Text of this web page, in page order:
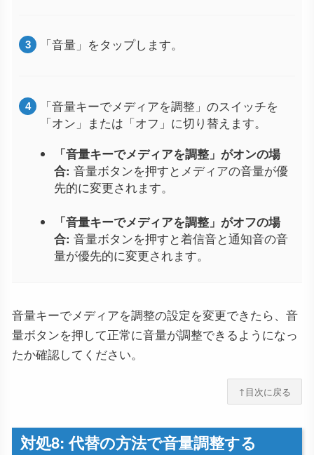
「音量」をタップします。
「音量キーでメディアを調整」のスイッチを
「オン」または「オフ」に切り替えます。
「音量キーでメディアを調整」がオンの場
合: 音量ボタンを押すとメディアの音量が優
先的に変更されます。
「音量キーでメディアを調整」がオフの場
合: 音量ボタンを押すと着信音と通知音の音
量が優先的に変更されます。
音量キーでメディアを調整の設定を変更できたら、音
量ボタンを押して正常に音量が調整できるようになっ
たか確認してください。
↑目次に戻る
対処8: 代替の方法で音量調整する